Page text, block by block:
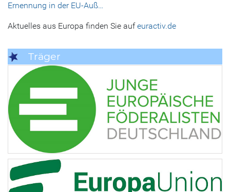
Ernennung in der EU-Auß…
Aktuelles aus Europa finden Sie aufeuractiv.de
Träger